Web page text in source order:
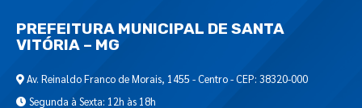
PREFEITURA MUNICIPAL DE SANTA
VITÓRIA – MG
Av. Reinaldo Franco de Morais, 1455 - Centro - CEP: 38320-000
Segunda à Sexta: 12h às 18h